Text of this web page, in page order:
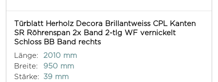
Türblatt Herholz Decora Brillantweiss CPL Kanten
SR Röhrenspan 2x Band 2-tlg WF vernickelt
Schloss BB Band rechts
Länge:
2010 mm
Breite:
950 mm
Stärke:
39 mm